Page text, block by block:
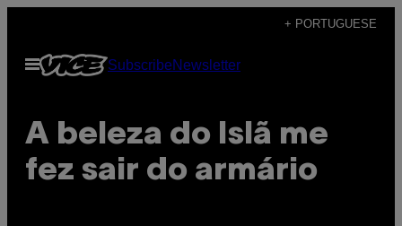
content
+ PORTUGUESE
Open
Menu
SubscribeNewsletter
A beleza do Islã me
fez sair do armário